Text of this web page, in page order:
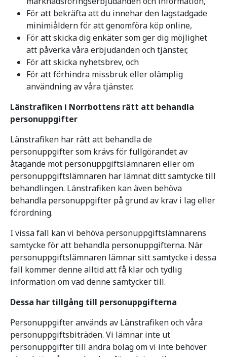
För att bekräfta att du innehar den lagstadgade
minimiåldern för att genomföra köp online,
För att skicka dig enkäter som ger dig möjlighet
att påverka våra erbjudanden och tjänster,
För att skicka nyhetsbrev, och
För att förhindra missbruk eller olämplig
användning av våra tjänster.
Länstrafiken i Norrbottens rätt att behandla
personuppgifter
Länstrafiken har rätt att behandla de
personuppgifter som krävs för fullgörandet av
åtagande mot personuppgiftslämnaren eller om
personuppgiftslämnaren har lämnat ditt samtycke till
behandlingen. Länstrafiken kan även behöva
behandla personuppgifter på grund av krav i lag eller
förordning.
I vissa fall kan vi behöva personuppgiftslämnarens
samtycke för att behandla personuppgifterna. När
personuppgiftslämnaren lämnar sitt samtycke i dessa
fall kommer denne alltid att få klar och tydlig
information om vad denne samtycker till.
Dessa har tillgång till personuppgifterna
Personuppgifter används av Länstrafiken och våra
personuppgiftsbiträden. Vi lämnar inte ut
personuppgifter till andra bolag om vi inte behöver